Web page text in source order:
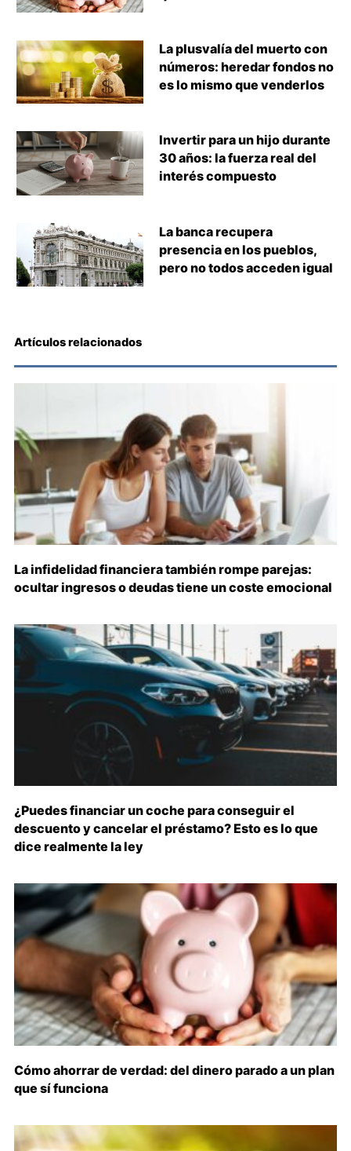
La plusvalía del muerto con
números: heredar fondos no
es lo mismo que venderlos
Invertir para un hijo durante
30 años: la fuerza real del
interés compuesto
La banca recupera
presencia en los pueblos,
pero no todos acceden igual
Artículos relacionados
La infidelidad financiera también rompe parejas:
ocultar ingresos o deudas tiene un coste emocional
¿Puedes financiar un coche para conseguir el
descuento y cancelar el préstamo? Esto es lo que
dice realmente la ley
Cómo ahorrar de verdad: del dinero parado a un plan
que sí funciona